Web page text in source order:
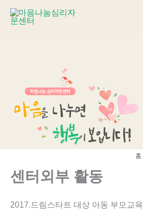
홈
센터외부 활동
2017.드림스타트 대상 아동 부모교육